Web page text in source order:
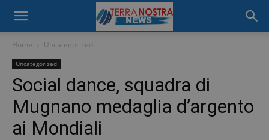
Home Uncategorized
Uncategorized
Social dance, squadra di
Mugnano medaglia d’argento
ai Mondiali